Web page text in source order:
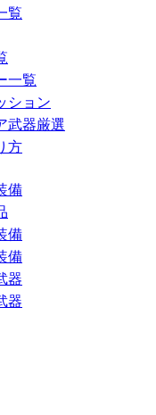
覧
一覧
ション
武器厳選
方
備
備
備
器
器